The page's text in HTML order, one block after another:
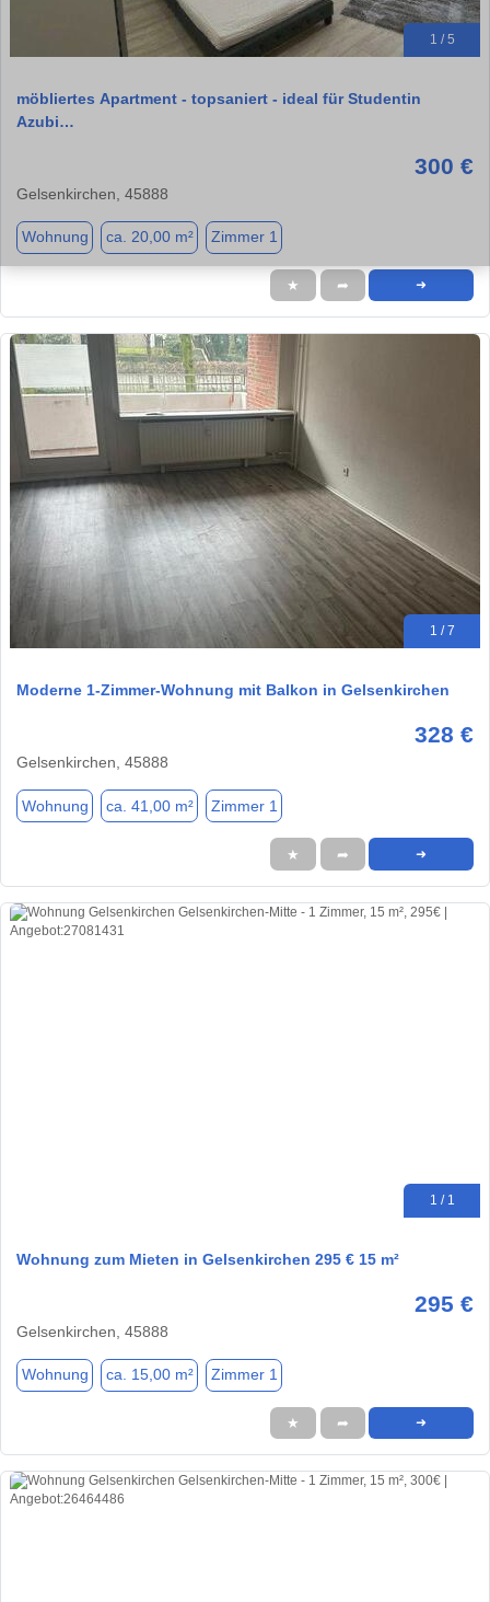
1 / 5
möbliertes Apartment - topsaniert - ideal für Studentin
Azubi…
300 €
Gelsenkirchen, 45888
Wohnung ca. 20,00 m² Zimmer 1
★ ➦ ➜
1 / 7
Moderne 1-Zimmer-Wohnung mit Balkon in Gelsenkirchen
328 €
Gelsenkirchen, 45888
Wohnung ca. 41,00 m² Zimmer 1
★ ➦ ➜
1 / 1
Wohnung zum Mieten in Gelsenkirchen 295 € 15 m²
295 €
Gelsenkirchen, 45888
Wohnung ca. 15,00 m² Zimmer 1
★ ➦ ➜